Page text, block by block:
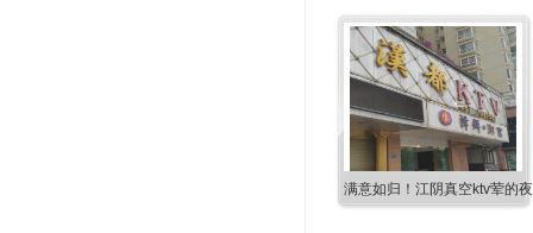
满意如归！江阴真空ktv荤的